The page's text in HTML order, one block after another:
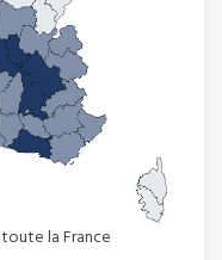
la France